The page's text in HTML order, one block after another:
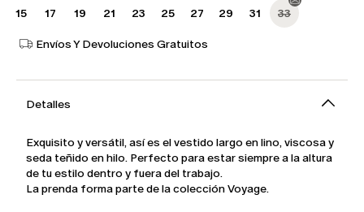
15 17 19 21 23 25 27 29 31 33
Envíos Y Devoluciones Gratuitos
Detalles
Exquisito y versátil, así es el vestido largo en lino, viscosa y
seda teñido en hilo. Perfecto para estar siempre a la altura
de tu estilo dentro y fuera del trabajo.
La prenda forma parte de la colección Voyage.